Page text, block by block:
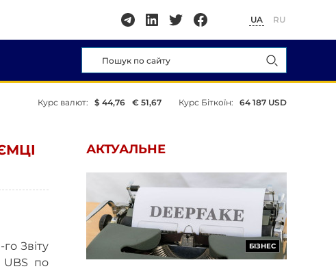
UA RU
Курс валют: $ 44,76 € 51,67 Курс Біткоїн: 64 187 USD
Звіту
UBS по
АКТУАЛЬНЕ
БІЗНЕС